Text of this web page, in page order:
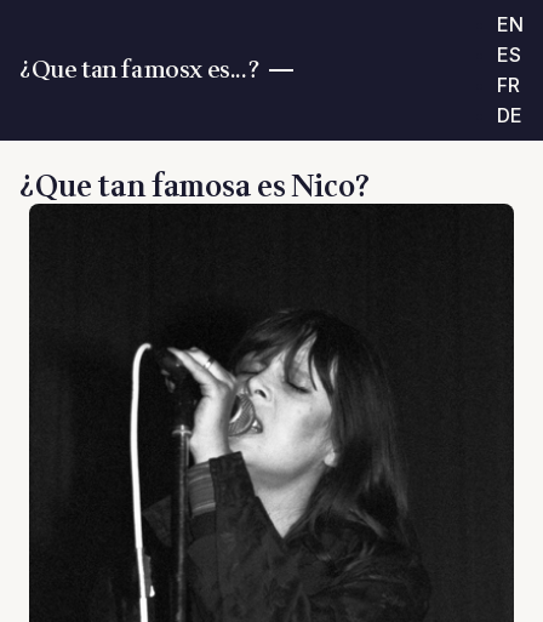
¿Que tan famosx es...?
EN
ES
FR
DE
¿Que tan famosa es Nico?